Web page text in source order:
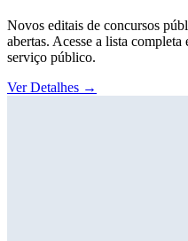
Novos editais de concursos
abertas. Acesse a lista completa
serviço público.
Ver Detalhes →